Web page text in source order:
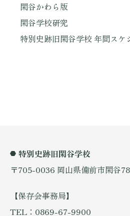
閑谷かわら版
閑谷学校研究
特別史跡旧閑谷学校 年間スケ
特別史跡旧閑谷学校
〒705-0036 岡山県備前市閑谷
【保存会事務局】
TEL：0869-67-9900